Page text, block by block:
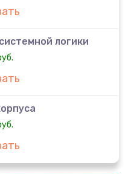
логики